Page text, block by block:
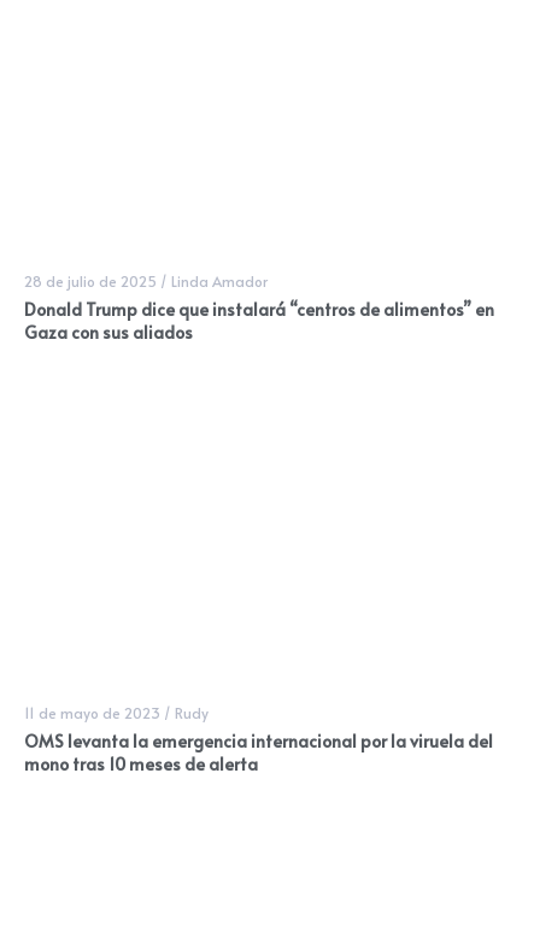
28 de julio de 2025 / Linda Amador
Donald Trump dice que instalará “centros de alimentos” en
Gaza con sus aliados
11 de mayo de 2023 / Rudy
OMS levanta la emergencia internacional por la viruela del
mono tras 10 meses de alerta